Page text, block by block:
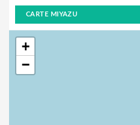
CARTE MIYAZU
+
−